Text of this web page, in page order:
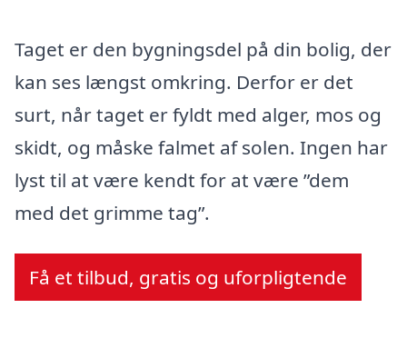
Taget er den bygningsdel på din bolig, der
kan ses længst omkring. Derfor er det
surt, når taget er fyldt med alger, mos og
skidt, og måske falmet af solen. Ingen har
lyst til at være kendt for at være ”dem
med det grimme tag”.
Få et tilbud, gratis og uforpligtende